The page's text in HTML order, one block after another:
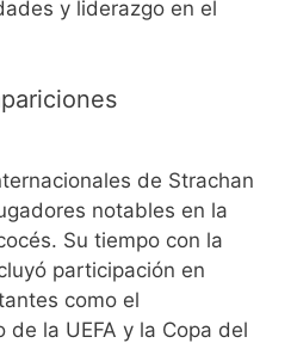
y liderazgo en el
de Strachan
notables en la
Su tiempo con la
participación en
como el
de la UEFA y la Copa del